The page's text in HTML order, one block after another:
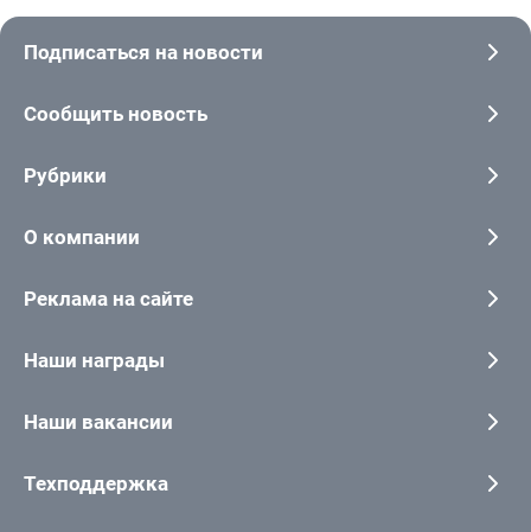
Подписаться на новости
Сообщить новость
Рубрики
О компании
Реклама на сайте
Наши награды
Наши вакансии
Техподдержка